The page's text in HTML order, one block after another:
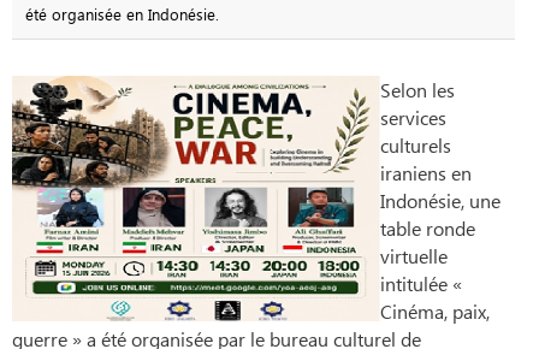
été organisée en Indonésie.
Selon les
services
culturels
iraniens en
Indonésie, une
table ronde
virtuelle
intitulée «
Cinéma, paix,
guerre » a été organisée par le bureau culturel de